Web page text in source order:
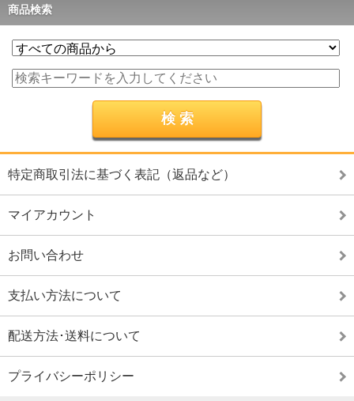
商品検索
特定商取引法に基づく表記（返品など）
マイアカウント
お問い合わせ
支払い方法について
配送方法･送料について
プライバシーポリシー